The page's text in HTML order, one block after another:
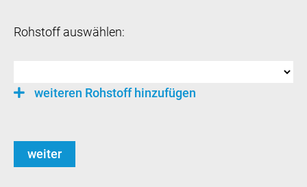
Rohstoff auswählen:
weiteren Rohstoff hinzufügen
weiter